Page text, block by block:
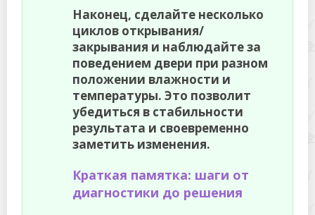
Наконец, сделайте несколько
циклов открывания/
закрывания и наблюдайте за
поведением двери при разном
положении влажности и
температуры. Это позволит
убедиться в стабильности
результата и своевременно
заметить изменения.
Краткая памятка: шаги от
диагностики до решения